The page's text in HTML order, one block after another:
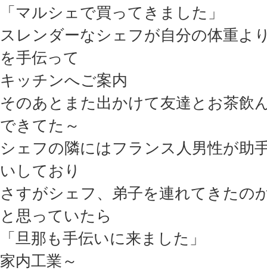
「マルシェで買ってきました」
スレンダーなシェフが自分の体重よ
を手伝って
キッチンへご案内
そのあとまた出かけて友達とお茶飲
できてた～
シェフの隣にはフランス人男性が助
いしており
さすがシェフ、弟子を連れてきたの
と思っていたら
「旦那も手伝いに来ました」
家内工業～